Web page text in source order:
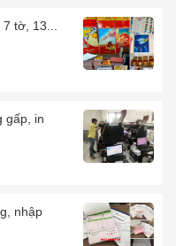
tờ, 13...
gấp, in
nhập